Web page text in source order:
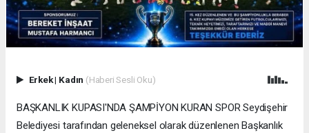
Erkek| Kadın (Haberi Sesli Oku)
BAŞKANLIK KUPASI'NDA ŞAMPİYON KURAN SPOR Seydişehir
Belediyesi tarafından geleneksel olarak düzenlenen Başkanlık